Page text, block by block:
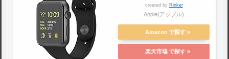
created by Rinker
Apple(アップル)
Amazon
楽天市場